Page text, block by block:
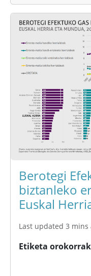
Berotegi
biztanleko
Euskal
Last updated 3 mins
Etiketa orokorrak